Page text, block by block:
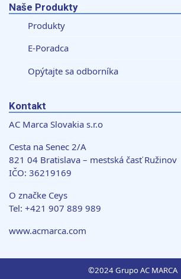
Naše Produkty
Produkty
E-Poradca
Opýtajte sa odborníka
Kontakt
AC Marca Slovakia s.r.o
Cesta na Senec 2/A
821 04 Bratislava – mestská časť Ružinov
IČO: 36219169
O značke Ceys
Tel: +421 907 889 989
www.acmarca.com
©2024 Grupo AC MARCA